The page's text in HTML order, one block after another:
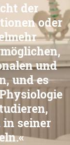
der
oder
und
und es
in seiner